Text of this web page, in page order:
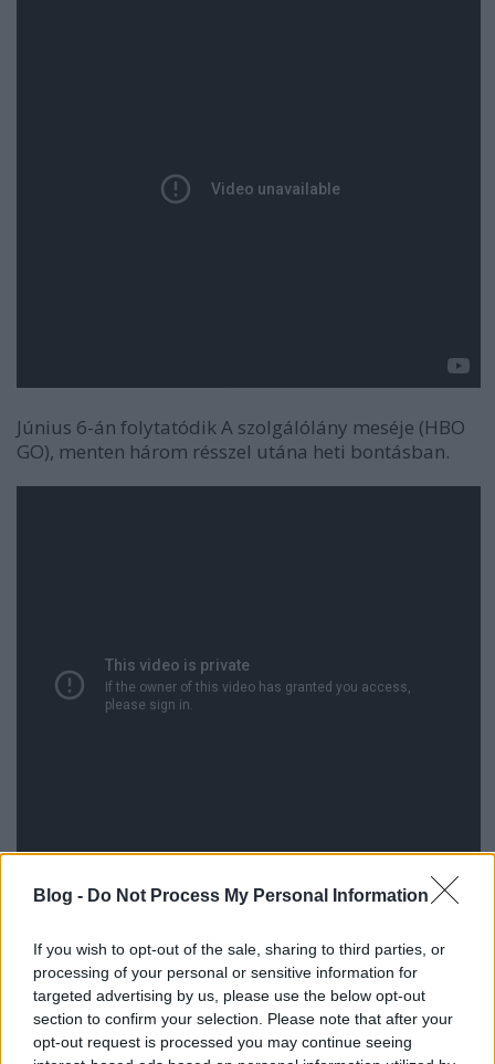
Blog - Do Not Process My Personal Information
If you wish to opt-out of the sale, sharing to third parties, or
processing of your personal or sensitive information for
targeted advertising by us, please use the below opt-out
section to confirm your selection. Please note that after your
opt-out request is processed you may continue seeing
Június 6-án folytatódik A szolgálólány meséje (HBO
GO), menten három résszel utána heti bontásban.
Survivor harmadik évada Keifer Sutherlanddel.